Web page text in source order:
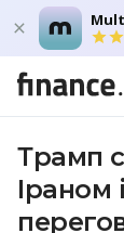
Трамп
Іраном